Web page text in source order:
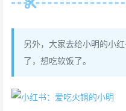
另外，大家去给小明的小
了，想吃软饭了。